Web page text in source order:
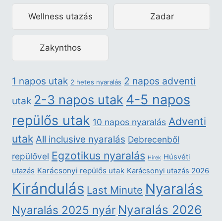
Wellness utazás Zadar
Zakynthos
1 napos utak 2 hetes nyaralás 2 napos adventi
utak 2-3 napos utak4-5 napos
repülős utak 10 napos nyaralás Adventi
utak All inclusive nyaralás Debrecenből
repülővel Egzotikus nyaralás Hírek Húsvéti
utazás Karácsonyi repülős utak Karácsonyi utazás 2026
Kirándulás Last Minute Nyaralás
Nyaralás 2025 nyár Nyaralás 2026